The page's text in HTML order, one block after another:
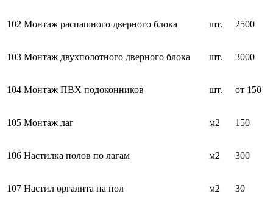
102 Монтаж распашного дверного блока шт. 2500
103 Монтаж двухполотного дверного блока шт. 3000
104 Монтаж ПВХ подоконников шт. от 150
105 Монтаж лаг м2 150
106 Настилка полов по лагам м2 300
107 Настил оргалита на пол м2 30